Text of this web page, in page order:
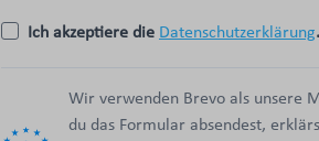
Ich akzeptiere die Datenschutzerklärung.
Wir verwenden Brevo als unsere
du das Formular absendest,